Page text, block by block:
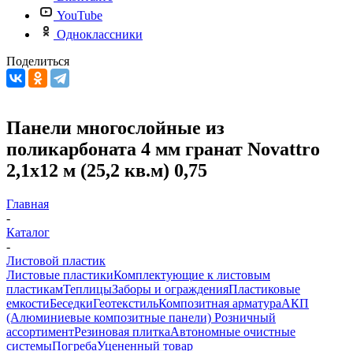
YouTube
Одноклассники
Поделиться
Панели многослойные из
поликарбоната 4 мм гранат Novattro
2,1х12 м (25,2 кв.м) 0,75
Главная
-
Каталог
-
Листовой пластик
Листовые пластикиКомплектующие к листовым
пластикамТеплицыЗаборы и огражденияПластиковые
емкостиБеседкиГеотекстильКомпозитная арматураАКП
(Алюминиевые композитные панели) Розничный
ассортиментРезиновая плиткаАвтономные очистные
системыПогребаУцененный товар